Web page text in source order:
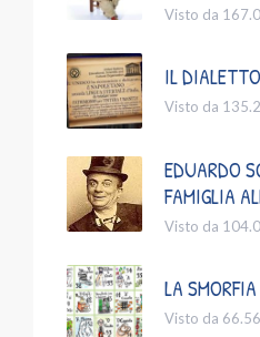
Visto da
IL
Visto da
EDUARDO
FAMIGLIA
Visto da
LA
Visto da